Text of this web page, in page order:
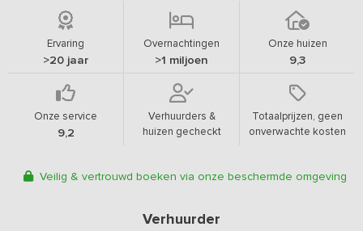
Ervaring
>20 jaar
Overnachtingen
>1 miljoen
Onze huizen
9,3
Onze service
9,2
Verhuurders &
huizen gecheckt
Totaalprijzen, geen
onverwachte kosten
Veilig & vertrouwd boeken via onze beschermde omgeving
Verhuurder